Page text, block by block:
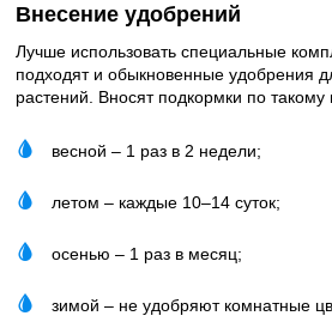
Внесение удобрений
Лучше использовать специальные
подходят и обыкновенные удобрения
растений. Вносят подкормки по такому
весной – 1 раз в 2 недели;
летом – каждые 10–14 суток;
осенью – 1 раз в месяц;
зимой – не удобряют комнатные